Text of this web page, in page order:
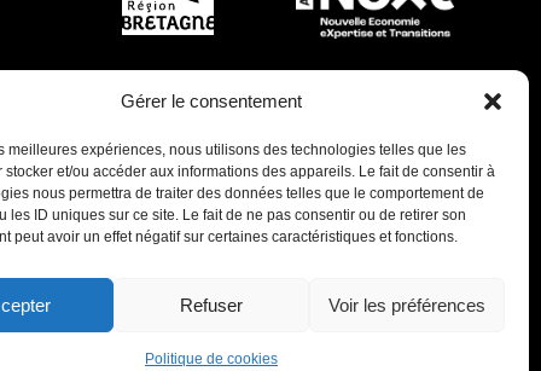
Gérer le consentement
meilleures expériences, nous utilisons des technologies telles que les
stocker et/ou accéder aux informations des appareils. Le fait de consentir à
nous permettra de traiter des données telles que le comportement de
les ID uniques sur ce site. Le fait de ne pas consentir ou de retirer son
peut avoir un effet négatif sur certaines caractéristiques et fonctions.
Refuser Voir les préférences
Politique de cookies
Ce site a été réalisé dans une démarche d’éco-
conception parLes Raisonné•e•setLMSYS